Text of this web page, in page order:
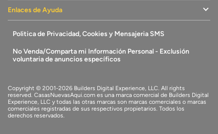
Enlaces de Ayuda
Politica de Privacidad, Cookies y Mensajeria SMS
No Venda/Comparta mi Información Personal - Exclusión
voluntaria de anuncios específicos
Copyright © 2001-2026 Builders Digital Experience, LLC. All rights
reserved. CasasNuevasAqui.com es una marca comercial de Builders Digital
Experience, LLC y todas las otras marcas son marcas comerciales o marcas
comerciales registradas de sus respectivos propietarios. Todos los
derechos reservados.